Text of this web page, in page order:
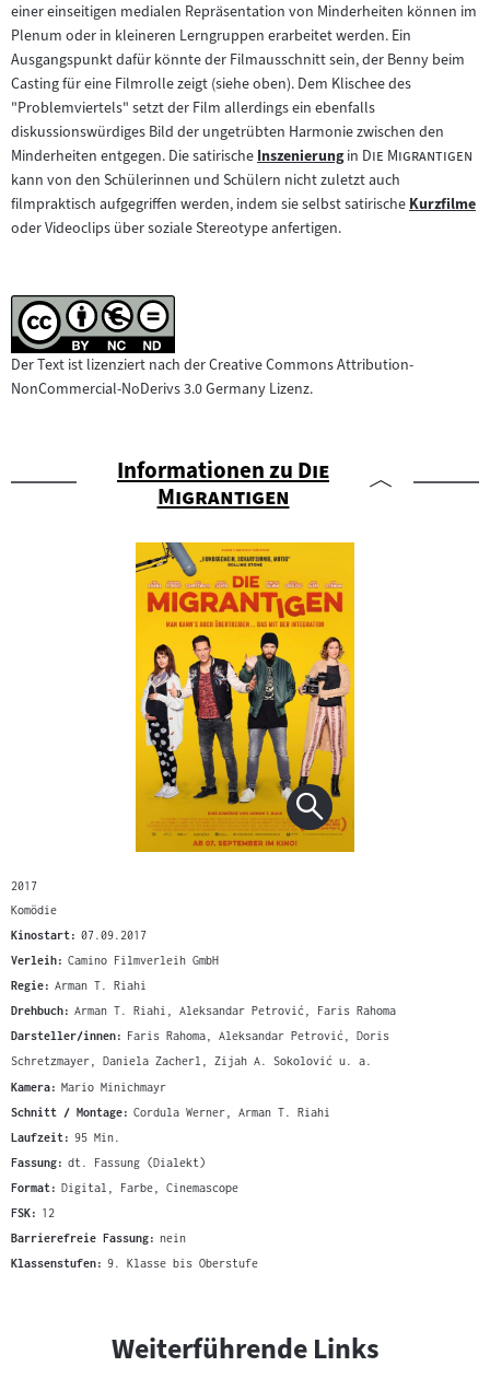
einer einseitigen medialen Repräsentation von Minderheiten können im
Plenum oder in kleineren Lerngruppen erarbeitet werden. Ein
Ausgangspunkt dafür könnte der Filmausschnitt sein, der Benny beim
Casting für eine Filmrolle zeigt (siehe oben). Dem Klischee des
"Problemviertels" setzt der Film allerdings ein ebenfalls
diskussionswürdiges Bild der ungetrübten Harmonie zwischen den
Minderheiten entgegen. Die satirischeZum
Inhalt:
Inszenierungin "Die Migrantigen
kann von den Schülerinnen und Schülern nicht zuletzt auch
filmpraktisch aufgegriffen werden, indem sie selbst satirischeZum
Kurzfilme
oder Videoclips über soziale Stereotype anfertigen.
Der Text ist lizenziert nach der Creative Commons Attribution-
NonCommercial-NoDerivs 3.0 Germany Lizenz.
Informationen zu "
Die
Migrantigen
2017
Komödie
Kinostart: 07.09.2017
Verleih: Camino Filmverleih GmbH
Regie: Arman T. Riahi
Drehbuch: Arman T. Riahi, Aleksandar Petrović, Faris Rahoma
Darsteller/innen: Faris Rahoma, Aleksandar Petrović, Doris
Schretzmayer, Daniela Zacherl, Zijah A. Sokolović u. a.
Kamera: Mario Minichmayr
Schnitt / Montage: Cordula Werner, Arman T. Riahi
Laufzeit: 95 Min.
Fassung: dt. Fassung (Dialekt)
Format: Digital, Farbe, Cinemascope
FSK: 12
Barrierefreie Fassung: nein
Klassenstufen: 9. Klasse bis Oberstufe
Weiterführende Links